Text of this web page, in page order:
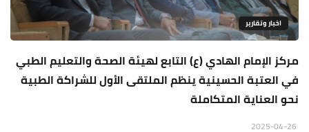
اخبار وتقارير
مركز الإمام الهادي (ع) التابع لهيئة الصحة والتعليم الطبي
في العتبة الحسينية ينظم الملتقى الأول للشراكة الطبية
نحو العناية المتكاملة